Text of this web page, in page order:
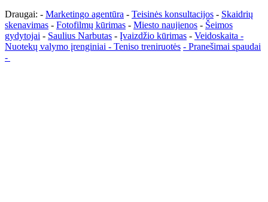
Draugai: - Marketingo agentūra - Teisinės konsultacijos - Skaidrių
skenavimas - Fotofilmų kūrimas - Miesto naujienos - Šeimos
gydytojai - Saulius Narbutas - Įvaizdžio kūrimas - Veidoskaita -
Nuotekų valymo įrenginiai - Teniso treniruotės - Pranešimai spaudai
-